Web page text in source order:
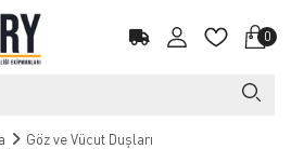
0
Göz ve Vücut Duşları